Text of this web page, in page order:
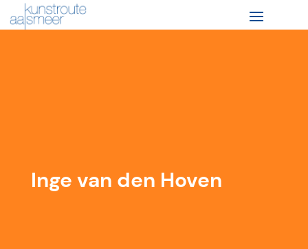
Inge van den Hoven